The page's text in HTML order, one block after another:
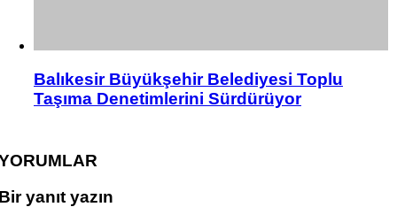
Balıkesir Büyükşehir Belediyesi Toplu
Taşıma Denetimlerini Sürdürüyor
yanıt yazın